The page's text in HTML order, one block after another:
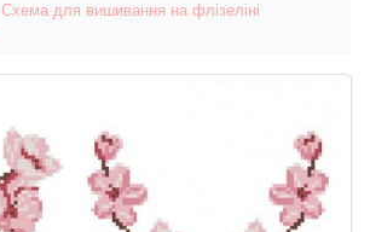
Схема для вишивання на флізеліні